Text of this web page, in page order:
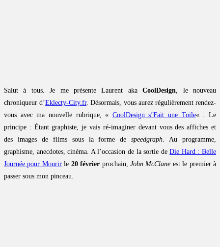
Salut à tous. Je me présente Laurent akaCoolDesign, le nouveau
chroniqueur d’Eklecty-City.fr. Désormais, vous aurez régulièrement rendez-
vous avec ma nouvelle rubrique, « CoolDesign s’Fait une Toile« . Le
principe : Étant graphiste, je vais ré-imaginer devant vous des affiches et
des images de films sous la forme despeedgraph. Au programme,
graphisme, anecdotes, cinéma. A l’occasion de la sortie deDie Hard : Belle
Journée pour Mourirle 20 février prochain, John McClane est le premier à
passer sous mon pinceau.